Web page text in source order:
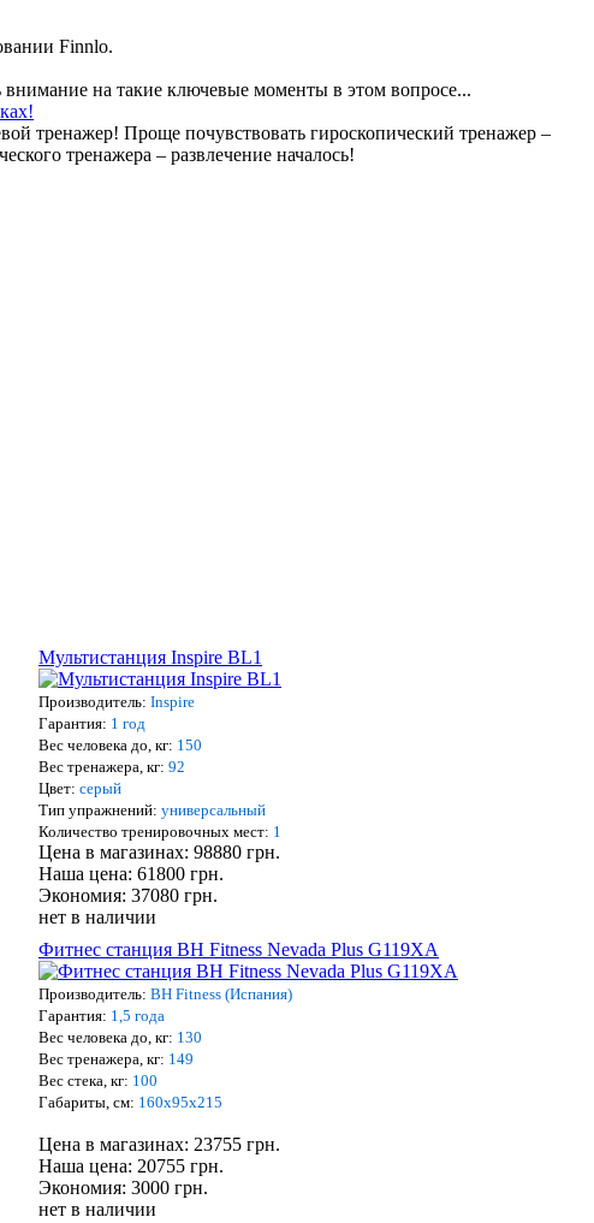
Finnlo.
внимание на такие ключевые моменты в этом вопросе...
тренажер! Проще почувствовать гироскопический тренажер –
тренажера – развлечение началось!
Мультистанция Inspire BL1
Производитель: Inspire
Гарантия: 1 год
Вес человека до, кг: 150
Вес тренажера, кг: 92
Цвет: серый
Тип упражнений: универсальный
Количество тренировочных мест: 1
Цена в магазинах: 98880 грн.
Наша цена: 61800 грн.
Экономия: 37080 грн.
нет в наличии
Фитнес станция BH Fitness Nevada Plus G119XA
Производитель: BH Fitness (Испания)
Гарантия: 1,5 года
Вес человека до, кг: 130
Вес тренажера, кг: 149
Вес стека, кг: 100
Габариты, см: 160х95х215
Цена в магазинах: 23755 грн.
Наша цена: 20755 грн.
Экономия: 3000 грн.
нет в наличии